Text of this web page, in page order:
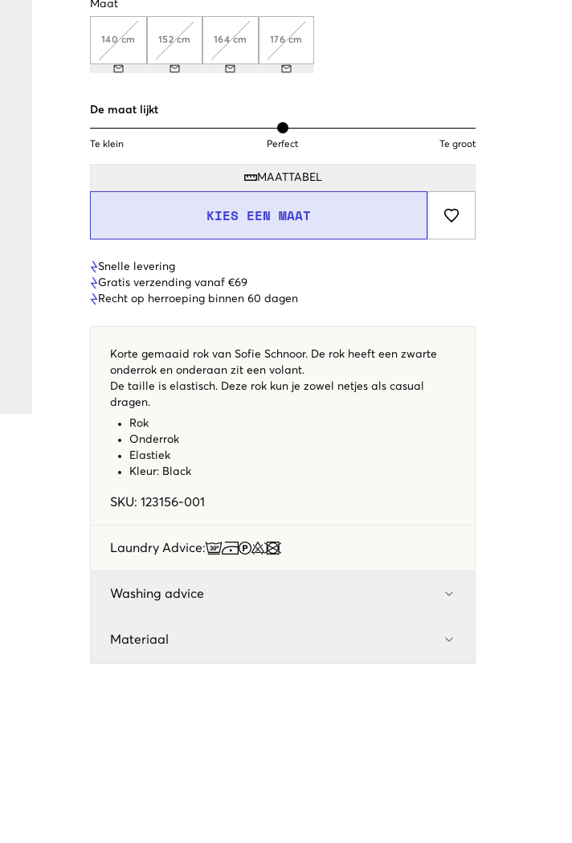
Maat
140 cm 152 cm 164 cm 176 cm
De maat lijkt
Te klein Perfect Te groot
MAATTABEL
KIES EEN MAAT
Snelle levering
Gratis verzending vanaf €69
Recht op herroeping binnen 60 dagen
Korte gemaaid rok van Sofie Schnoor. De rok heeft een zwarte
onderrok en onderaan zit een volant.
De taille is elastisch. Deze rok kun je zowel netjes als casual
dragen.
Rok
Onderrok
Elastiek
Kleur: Black
SKU: 123156-001
Laundry Advice:
Washing advice
Materiaal